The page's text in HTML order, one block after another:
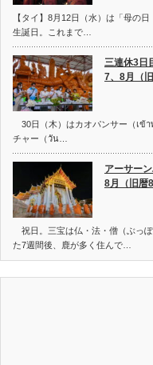
【タイ】8月12日（水）は「母の
生誕日。これまで…
三連休3日
7、8月（
30日（木）はカオパンサー（เข้
チャー（วัน…
アーサー
8月（旧暦
祝日。三宝は仏・法・僧（ぶっ
た7週間後、鹿が多く住んで…